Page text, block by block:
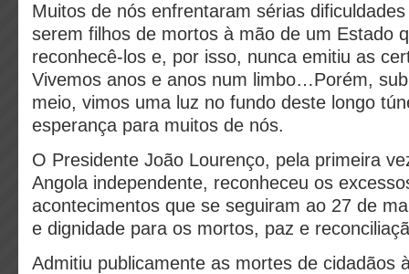
Muitos de nós enfrentaram sérias
serem filhos de mortos à mão de um Estado
reconhecê-los e, por isso, nunca emitiu as
Vivemos anos e anos num limbo…Porém,
meio, vimos uma luz no fundo deste longo
esperança para muitos de nós.
O Presidente João Lourenço, pela primeira
Angola independente, reconheceu os
acontecimentos que se seguiram ao 27 de
e dignidade para os mortos, paz e
Admitiu publicamente as mortes de cidadãos